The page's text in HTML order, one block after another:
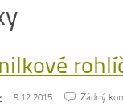
9.12.2015 Źádný